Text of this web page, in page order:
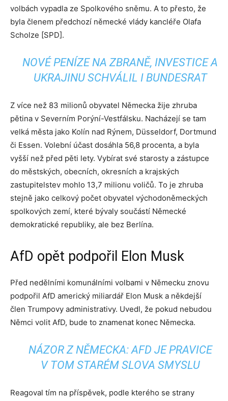
volbách vypadla ze Spolkového sněmu. A to přesto, že
byla členem předchozí německé vlády kancléře Olafa
Scholze [SPD].
NOVÉ PENÍZE NA ZBRANĚ, INVESTICE A
UKRAJINU SCHVÁLIL I BUNDESRAT
Z více než 83 milionů obyvatel Německa žije zhruba
pětina v Severním Porýní-Vestfálsku. Nacházejí se tam
velká města jako Kolín nad Rýnem, Düsseldorf, Dortmund
či Essen. Volební účast dosáhla 56,8 procenta, a byla
vyšší než před pěti lety. Vybírat své starosty a zástupce
do městských, obecních, okresních a krajských
zastupitelstev mohlo 13,7 milionu voličů. To je zhruba
stejně jako celkový počet obyvatel východoněmeckých
spolkových zemí, které bývaly součástí Německé
demokratické republiky, ale bez Berlína.
AfD opět podpořil Elon Musk
Před nedělními komunálními volbami v Německu znovu
podpořil AfD americký miliardář Elon Musk a někdejší
člen Trumpovy administrativy. Uvedl, že pokud nebudou
Němci volit AfD, bude to znamenat konec Německa.
NÁZOR Z NĚMECKA: AFD JE PRAVICE
V TOM STARÉM SLOVA SMYSLU
Reagoval tím na příspěvek, podle kterého se strany